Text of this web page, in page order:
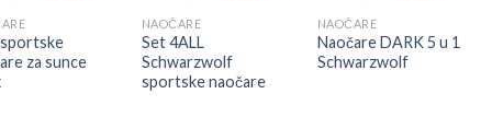
za sunce
NAOČARE
Set 4ALL
Schwarzwolf
sportske naočare
NAOČARE
Naočare DARK 5 u 1
Schwarzwolf